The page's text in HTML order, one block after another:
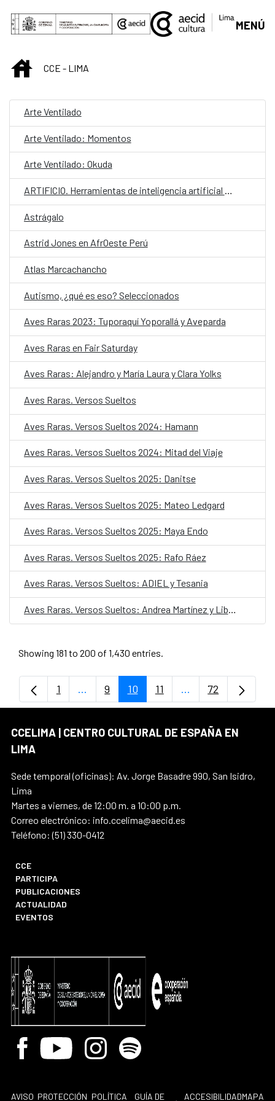
Skip to Main Content
MENÚ
INICIOCCE - LIMA
Arte Ventilado
Arte Ventilado: Momentos
Arte Ventilado: Okuda
ARTIFICIO. Herramientas de inteligencia artificial para la creatividad
Astrágalo
Astrid Jones en AfrOeste Perú
Atlas Marcachancho
Autismo, ¿qué es eso? Seleccionados
Aves Raras 2023: Tuporaquí Yoporallá y Aveparda
Aves Raras en Fair Saturday
Aves Raras: Alejandro y María Laura y Clara Yolks
Aves Raras. Versos Sueltos
Aves Raras. Versos Sueltos 2024: Hamann
Aves Raras. Versos Sueltos 2024: Mitad del Viaje
Aves Raras. Versos Sueltos 2025: Danitse
Aves Raras. Versos Sueltos 2025: Mateo Ledgard
Aves Raras. Versos Sueltos 2025: Maya Endo
Aves Raras. Versos Sueltos 2025: Rafo Ráez
Aves Raras. Versos Sueltos: ADIEL y Tesania
Aves Raras. Versos Sueltos: Andrea Martínez y Liberato Kani
Showing 181 to 200 of 1,430 entries.
Page
1 ...Intermediate Pages Use TAB to navigate.
Page
9 Page
10 Page
11 ...Intermediate
Page
72
CCELIMA | CENTRO CULTURAL DE ESPAÑA EN
LIMA
Sede temporal (oficinas): Av. Jorge Basadre 990, San Isidro,
Lima
Martes a viernes, de 12:00 m. a 10:00 p.m.
Correo electrónico: info.ccelima@aecid.es
Teléfono: (51) 330-0412
CCE
PARTICIPA
PUBLICACIONES
ACTUALIDAD
EVENTOS
Facebook
Youtube InstagramSpotify
AVISO PROTECCIÓN POLÍTICA
GUÍA DE
ACCESIBILIDADMAPA